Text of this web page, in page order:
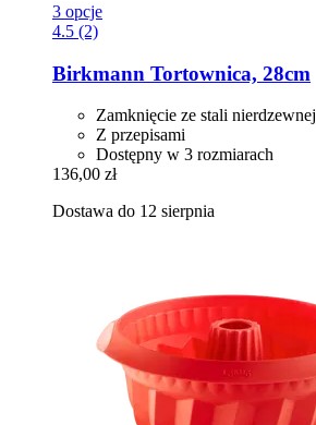
3 opcje
4.5 (2)
Birkmann Tortownica, 28cm
Zamknięcie ze stali nierdzewnej
Z przepisami
Dostępny w 3 rozmiarach
136,00 zł
Dostawa do 12 sierpnia